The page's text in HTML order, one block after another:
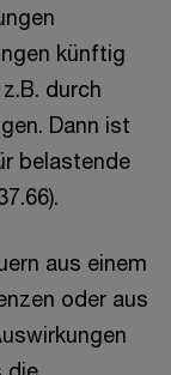
künftig
durch
Dann ist
belastende
aus einem
oder aus